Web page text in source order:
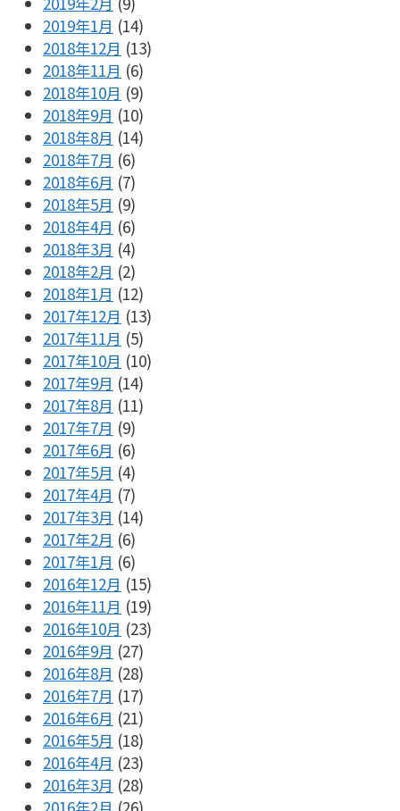
2019年1月 (14)
2018年12月 (13)
2018年11月 (6)
2018年10月 (9)
2018年9月 (10)
2018年8月 (14)
2018年7月 (6)
2018年6月 (7)
2018年5月 (9)
2018年4月 (6)
2018年3月 (4)
2018年2月 (2)
2018年1月 (12)
2017年12月 (13)
2017年11月 (5)
2017年10月 (10)
2017年9月 (14)
2017年8月 (11)
2017年7月 (9)
2017年6月 (6)
2017年5月 (4)
2017年4月 (7)
2017年3月 (14)
2017年2月 (6)
2017年1月 (6)
2016年12月 (15)
2016年11月 (19)
2016年10月 (23)
2016年9月 (27)
2016年8月 (28)
2016年7月 (17)
2016年6月 (21)
2016年5月 (18)
2016年4月 (23)
2016年3月 (28)